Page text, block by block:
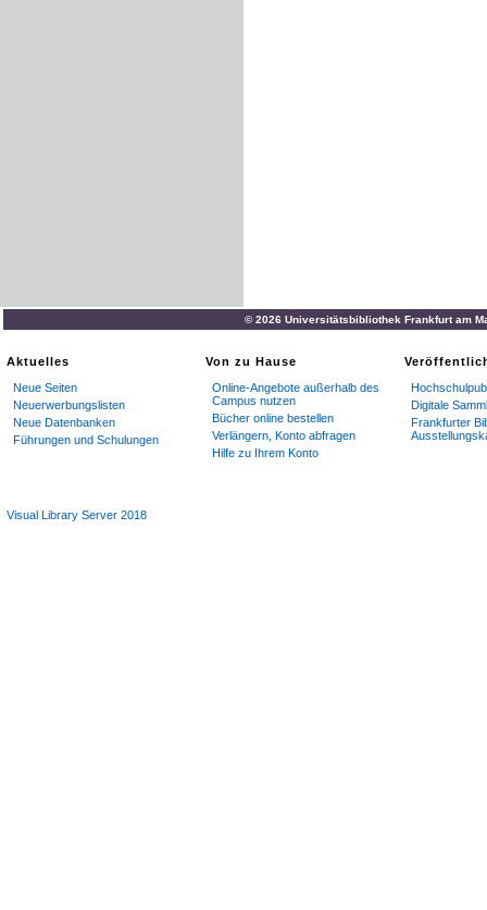
© 2026 Universitätsbibliothek Frankfurt am
Aktuelles
Neue Seiten
Neuerwerbungslisten
Neue Datenbanken
Führungen und Schulungen
Von zu Hause
Online-Angebote außerhalb des
Campus nutzen
Bücher online bestellen
Verlängern, Konto abfragen
Hilfe zu Ihrem Konto
Digitale
Frankfurter
Visual Library Server 2018